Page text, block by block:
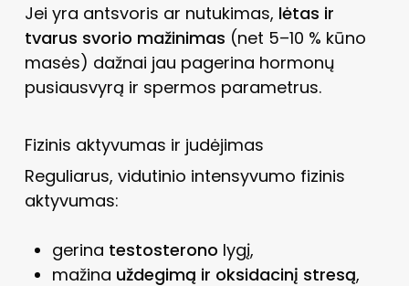
Jei yra antsvoris ar nutukimas, lėtas ir
tvarus svorio mažinimas (net 5–10 % kūno
masės) dažnai jau pagerina hormonų
pusiausvyrą ir spermos parametrus.
Fizinis aktyvumas ir judėjimas
Reguliarus, vidutinio intensyvumo fizinis
aktyvumas:
gerina testosterono lygį,
mažina uždegimą ir oksidacinį stresą,